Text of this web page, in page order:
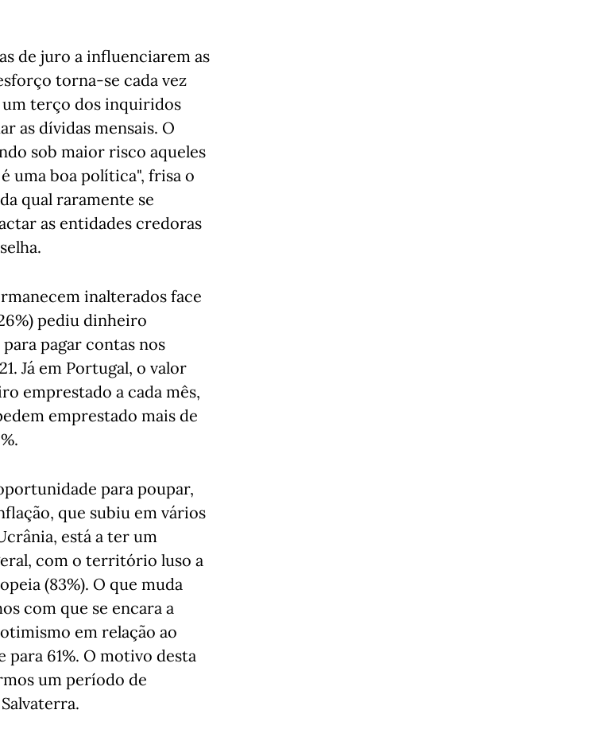
de juro a influenciarem as
torna-se cada vez
um terço dos inquiridos
as dívidas mensais. O
sob maior risco aqueles
uma boa política", frisa o
qual raramente se
as entidades credoras
inalterados face
pediu dinheiro
pagar contas nos
Já em Portugal, o valor
emprestado a cada mês,
emprestado mais de
para poupar,
que subiu em vários
está a ter um
com o território luso a
(83%). O que muda
com que se encara a
em relação ao
para 61%. O motivo desta
um período de